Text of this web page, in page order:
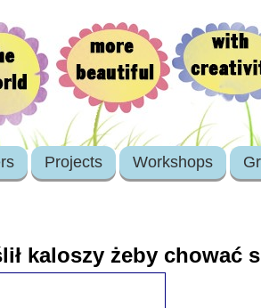
Projects Workshops
kaloszy żeby chować